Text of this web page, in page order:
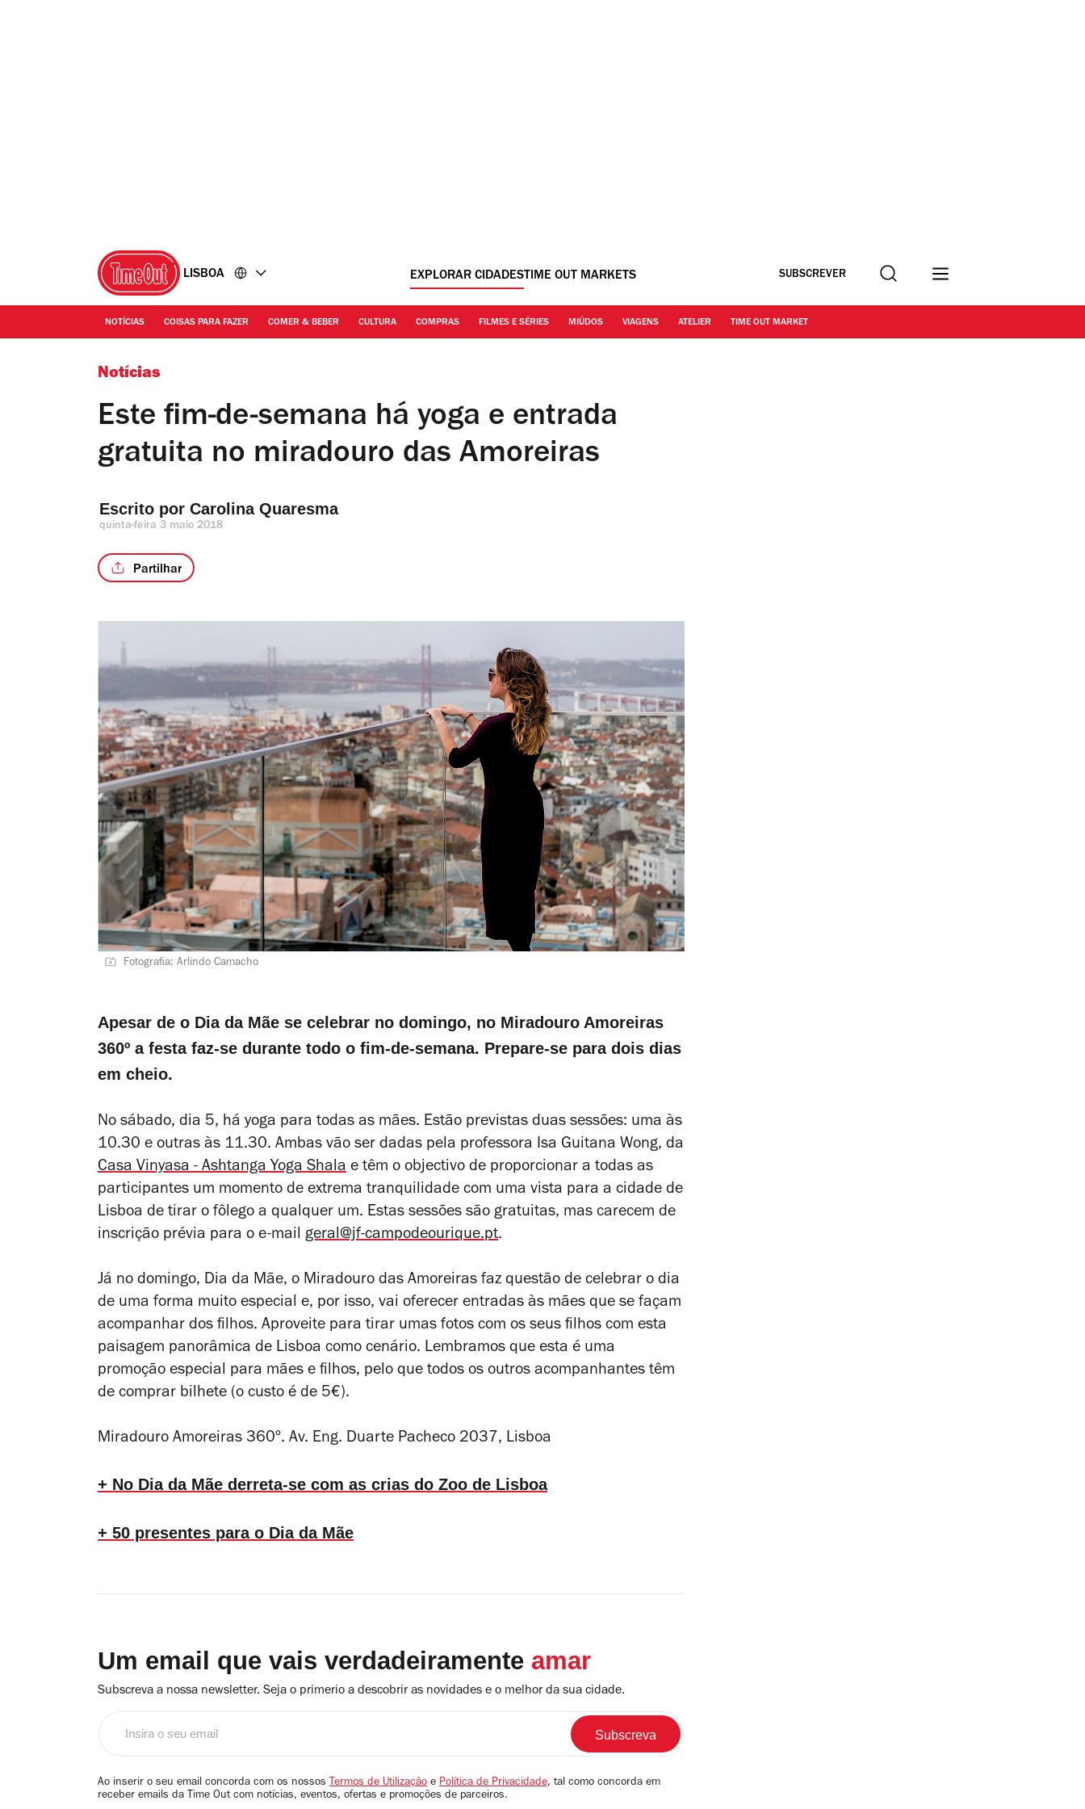
LISBOA EXPLORAR CIDADESTIME OUT MARKETS SUBSCREVER Procurar
NOTÍCIAS COISAS PARA FAZER COMER & BEBER CULTURA COMPRAS FILMES E SÉRIES MIÚDOS VIAGENS ATELIER TIME OUT MARKET
Notícias
Este fim-de-semana há yoga e entrada
gratuita no miradouro das Amoreiras
Escrito por Carolina Quaresma
quinta-feira 3 maio 2018
Partilhar
Fotografia: Arlindo Camacho
Apesar de o Dia da Mãe se celebrar no domingo, no Miradouro Amoreiras
360º a festa faz-se durante todo o fim-de-semana. Prepare-se para dois dias
em cheio.
No sábado, dia 5, há yoga para todas as mães. Estão previstas duas sessões: uma às
10.30 e outras às 11.30. Ambas vão ser dadas pela professora Isa Guitana Wong, da
Casa Vinyasa - Ashtanga Yoga Shala e têm o objectivo de proporcionar a todas as
participantes um momento de extrema tranquilidade com uma vista para a cidade de
Lisboa de tirar o fôlego a qualquer um. Estas sessões são gratuitas, mas carecem de
inscrição prévia para o e-mail geral@jf-campodeourique.pt.
Já no domingo, Dia da Mãe, o Miradouro das Amoreiras faz questão de celebrar o dia
de uma forma muito especial e, por isso, vai oferecer entradas às mães que se façam
acompanhar dos filhos. Aproveite para tirar umas fotos com os seus filhos com esta
paisagem panorâmica de Lisboa como cenário. Lembramos que esta é uma
promoção especial para mães e filhos, pelo que todos os outros acompanhantes têm
de comprar bilhete (o custo é de 5€).
Miradouro Amoreiras 360º. Av. Eng. Duarte Pacheco 2037, Lisboa
+ No Dia da Mãe derreta-se com as crias do Zoo de Lisboa
+ 50 presentes para o Dia da Mãe
Um email que vais verdadeiramente amar
Subscreva a nossa newsletter. Seja o primerio a descobrir as novidades e o melhor da sua cidade.
email
Ao inserir o seu email concorda com os nossos Termos de Utilização e Política de Privacidade, tal como concorda em
receber emails da Time Out com notícias, eventos, ofertas e promoções de parceiros.